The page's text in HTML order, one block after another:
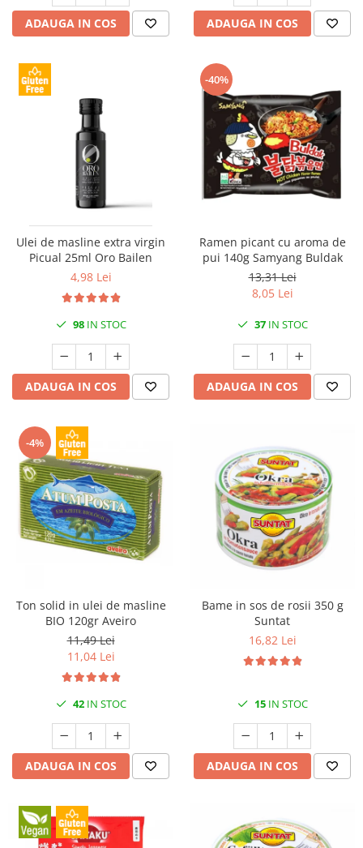
ADAUGA IN COS ADAUGA IN COS
Ulei de masline extra virgin
Picual 25ml Oro Bailen
4,98 Lei
98IN STOC
ADAUGA IN COS
-40%
Ramen picant cu aroma de
pui 140g Samyang Buldak
13,31 Lei
8,05 Lei
37IN STOC
ADAUGA IN COS
-4%
Ton solid in ulei de masline
BIO 120gr Aveiro
11,49 Lei
11,04 Lei
42IN STOC
ADAUGA IN COS
Bame in sos de rosii 350 g
Suntat
16,82 Lei
15IN STOC
ADAUGA IN COS